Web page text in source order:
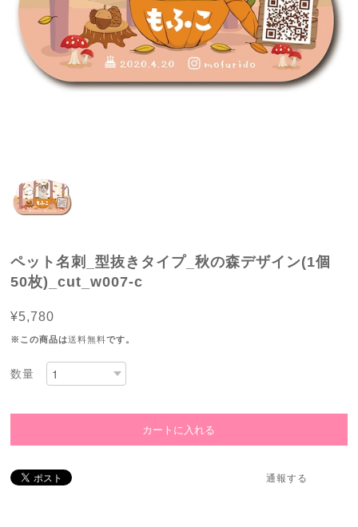
ペット名刺_型抜きタイプ_秋の森デザイン(1個
50枚)_cut_w007-c
¥5,780
※この商品は送料無料です。
数量
通報する